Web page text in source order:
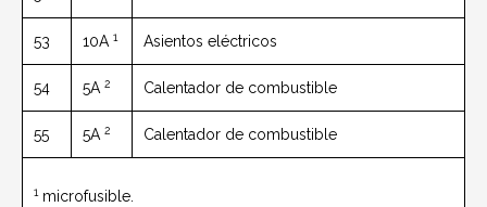
53 10A 1 Asientos eléctricos
54 5A 2 Calentador de combustible
55 5A 2 Calentador de combustible
1microfusible.